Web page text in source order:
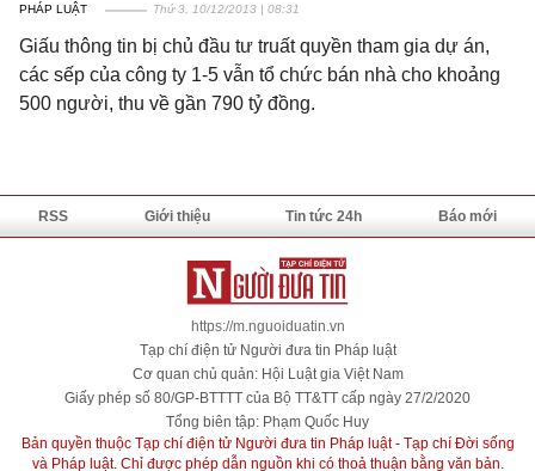
PHÁP LUẬT Thứ 3, 10/12/2013 | 08:31
Giấu thông tin bị chủ đầu tư truất quyền tham gia dự án,
các sếp của công ty 1-5 vẫn tổ chức bán nhà cho khoảng
500 người, thu về gần 790 tỷ đồng.
RSS Giới thiệu Tin tức 24h Báo mới
https://m.nguoiduatin.vn
Tạp chí điện tử Người đưa tin Pháp luật
Cơ quan chủ quản: Hội Luật gia Việt Nam
Giấy phép số 80/GP-BTTTT của Bộ TT&TT cấp ngày 27/2/2020
Tổng biên tập: Phạm Quốc Huy
Bản quyền thuộc Tạp chí điện tử Người đưa tin Pháp luật - Tạp chí Đời sống
và Pháp luật. Chỉ được phép dẫn nguồn khi có thoả thuận bằng văn bản.